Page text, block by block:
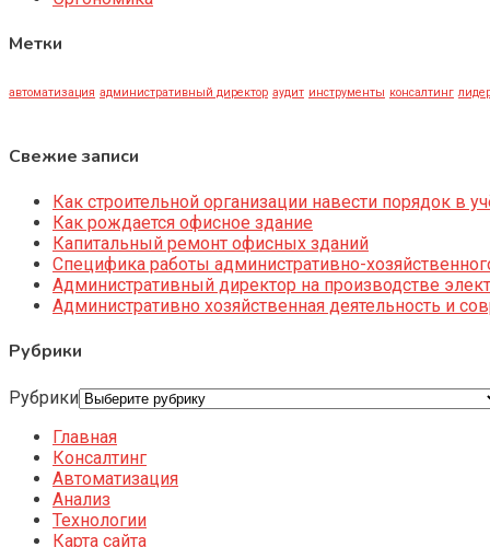
Метки
автоматизация административный директор аудит инструменты консалтинг
Свежие записи
Как строительной организации навести порядок в
Как рождается офисное здание
Капитальный ремонт офисных зданий
Специфика работы административно-
Административный директор на производстве
Административно хозяйственная деятельность и
Рубрики
Рубрики
Главная
Консалтинг
Автоматизация
Анализ
Технологии
Карта сайта